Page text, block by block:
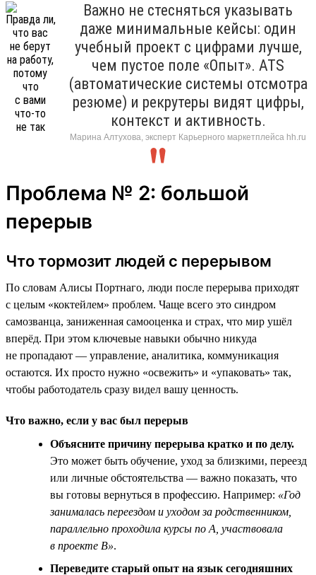
Важно не стесняться указывать
даже минимальные кейсы: один
учебный проект с цифрами лучше,
чем пустое поле «Опыт». ATS
(автоматические системы отсмотра
резюме) и рекрутеры видят цифры,
контекст и активность.
Марина Алтухова, эксперт Карьерного маркетплейса hh.ru
Проблема № 2: большой
перерыв
Что тормозит людей с перерывом
По словам Алисы Портнаго, люди после перерыва приходят
с целым «коктейлем» проблем. Чаще всего это синдром
самозванца, заниженная самооценка и страх, что мир ушёл
вперёд. При этом ключевые навыки обычно никуда
не пропадают — управление, аналитика, коммуникация
остаются. Их просто нужно «освежить» и «упаковать» так,
чтобы работодатель сразу видел вашу ценность.
Что важно, если у вас был перерыв
Объясните причину перерыва кратко и по делу.
Это может быть обучение, уход за близкими, переезд
или личные обстоятельства — важно показать, что
вы готовы вернуться в профессию. Например: «Год
занималась переездом и уходом за родственником,
параллельно проходила курсы по A, участвовала
в проекте B».
Переведите старый опыт на язык сегодняшних